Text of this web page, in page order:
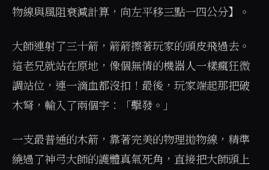
物線與風阻衰減計算，向左平移三點一四公分】。
大師連射了三十箭，箭箭擦著玩家的頭皮飛過去。
這老兄就站在原地，像個無情的機器人一樣瘋狂微
調站位，連一滴血都沒扣！最後，玩家端起那把破
木弩，輸入了兩個字：「擊發。」
一支最普通的木箭，靠著完美的物理拋物線，精準
繞過了神弓大師的護體真氣死角，直接把大師頭上